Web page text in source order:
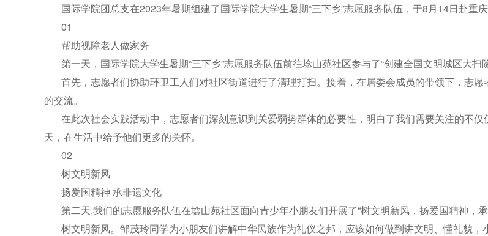
国际学院团总支在2023年暑期组建了国际学院大学生暑期“三下乡”志愿服务队伍，于8月14日赴重
01
帮助视障老人做家务
第一天，国际学院大学生暑期“三下乡”志愿服务队伍前往埝山苑社区参与了“创建全国文明城区大扫除
首先，志愿者们协助环卫工人们对社区街道进行了清理打扫。接着，在居委会成员的带领下，志
的交流。
在此次社会实践活动中，志愿者们深刻意识到关爱弱势群体的必要性，明白了我们需要关注的不
天，在生活中给予他们更多的关怀。
02
树文明新风
扬爱国精神 承非遗文化
第二天,我们的志愿服务队伍在埝山苑社区面向青少年小朋友们开展了“树文明新风，扬爱国精神，承
树文明新风。邹茂玲同学为小朋友们讲解中华民族作为礼仪之邦，应该如何做到讲文明、懂礼貌，